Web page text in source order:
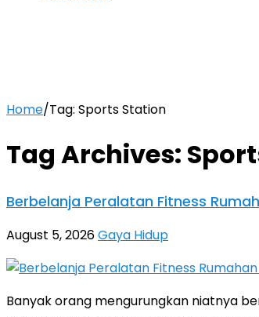
Home/Tag: Sports Station
Tag Archives:
Berbelanja Peralatan Fitness
August 5, 2026Gaya Hidup
Banyak orang mengurungkan niatnya